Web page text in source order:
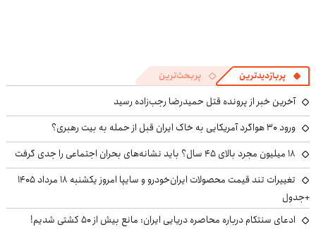
پربازدیدترین پربحث‌ترین
آخرین خبر از پرونده قتل حمیدرضا رجب‌زاده رسید
ورود ۳۰ هواگرد آمریکایی به خاک ایران قبل از حمله به بیت رهبری؟
۱۸ میلیون مجرد بالای ۴۵ سال؟ باید نشانه‌های بحران اجتماعی را جدی گرفت
تغییرات تند قیمت محصولات ایران‌خودرو و سایپا امروز یکشنبه ۱۸ مرداد ۱۴۰۵
+جدول
ادعای سنتکام درباره محاصره دریایی ایران: مانع بیش از ۵۰ کشتی شدیم!